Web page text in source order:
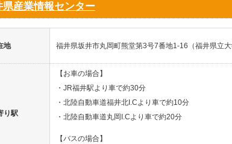
県産業情報センター
地 福井県坂井市丸岡町熊堂第3号7番地1-16（福井県立
り駅
【お車の場合】
・JR福井駅より車で約30分
・北陸自動車道福井北I.Cより車で約10分
・北陸自動車道丸岡I.Cより車で約20分
【バスの場合】